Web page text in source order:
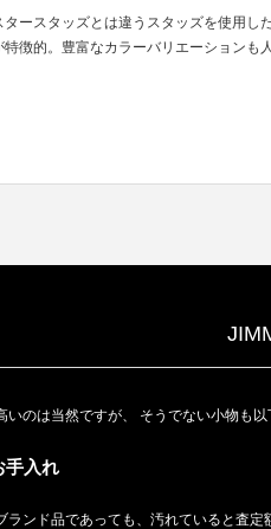
タースタッズとは違うスタッズを使用し
特徴的。豊富なカラーバリエーションも
いのは当然ですが、 そうでない小物も
手入れ
ランド品であっても、汚れていると査